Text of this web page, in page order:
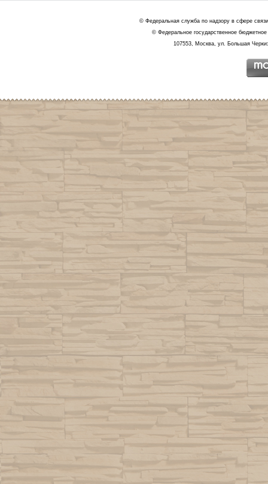
© Федеральная служба по надзору в сфере
© Федеральное государственное
107553, Москва, ул. Большая